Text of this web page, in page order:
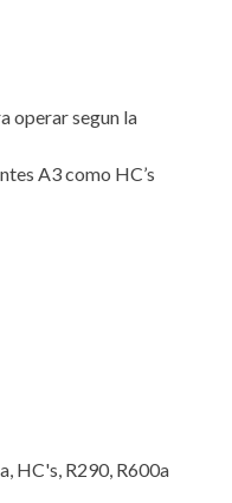
operar segun la
A3 como HC’s
, HC's, R290, R600a